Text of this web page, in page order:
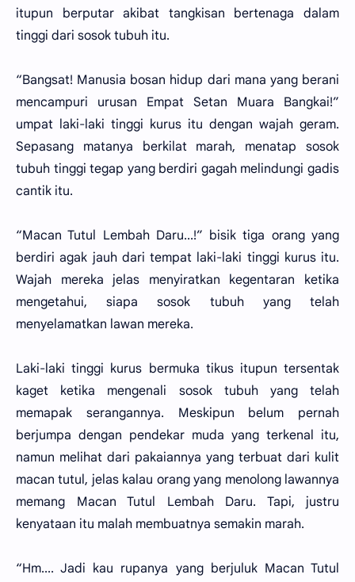
itupun berputar akibat tangkisan bertenaga dalam
tinggi dari sosok tubuh itu.
“Bangsat! Manusia bosan hidup dari mana yang berani
mencampuri urusan Empat Setan Muara Bangkai!”
umpat laki-laki tinggi kurus itu dengan wajah geram.
Sepasang matanya berkilat marah, menatap sosok
tubuh tinggi tegap yang berdiri gagah melindungi gadis
cantik itu.
“Macan Tutul Lembah Daru...!” bisik tiga orang yang
berdiri agak jauh dari tempat laki-laki tinggi kurus itu.
Wajah mereka jelas menyiratkan kegentaran ketika
mengetahui, siapa sosok tubuh yang telah
menyelamatkan lawan mereka.
Laki-laki tinggi kurus bermuka tikus itupun tersentak
kaget ketika mengenali sosok tubuh yang telah
memapak serangannya. Meskipun belum pernah
berjumpa dengan pendekar muda yang terkenal itu,
namun melihat dari pakaiannya yang terbuat dari kulit
macan tutul, jelas kalau orang yang menolong lawannya
memang Macan Tutul Lembah Daru. Tapi, justru
kenyataan itu malah membuatnya semakin marah.
“Hm.... Jadi kau rupanya yang berjuluk Macan Tutul